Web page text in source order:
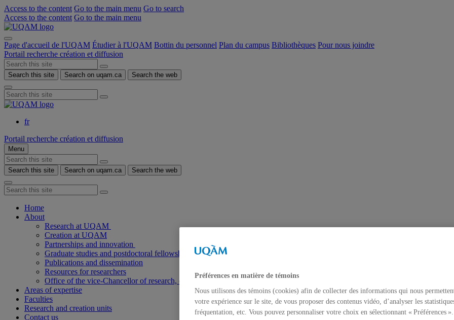
Access to the content Go to the main menu Go to search
Access to the content Go to the main menu
Page d'accueil de l'UQAM Étudier à l'UQAM Bottin du personnel Plan du campus Bibliothèques Pour nous joindre
Portail recherche création et diffusion
Search this site Search on uqam.ca Search the web
fr
Portail recherche création et diffusion
Menu
Search this site Search on uqam.ca Search the web
Home
About
Research at UQAM
Creation at UQAM
Partnerships and innovation
Graduate studies and postdoctoral fellowships
Publications and dissemination
Resources for researchers
Office of the vice-Chancellor of research, creation and dissemination
Areas of expertise
Faculties
Research and creation units
Contact us
Préférences en matière de témoins
Nous utilisons des témoins (cookies) afin de collecter des informations qui nous
votre expérience sur le site, de vous proposer des contenus vidéo, d’analyser les
fréquentation, etc. Vous pouvez personnaliser votre choix en sélectionnant « Préférences ».